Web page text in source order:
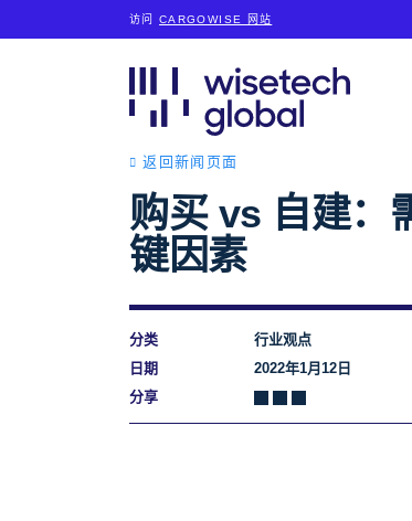
访问CARGOWISE 网站
返回新闻页面
购买 vs 自建：
键因素
分类
行业观点
日期
2022年1月12日
分享